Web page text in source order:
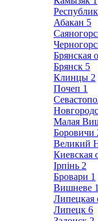
Абакан 5
Брянская
Брянск 5
Клинцы 2
Почеп 1
Малая
Боровичи
Великий
Киевская
Ірпінь 2
Бровари 1
Вишневе 1
Липецкая
Липецк 6